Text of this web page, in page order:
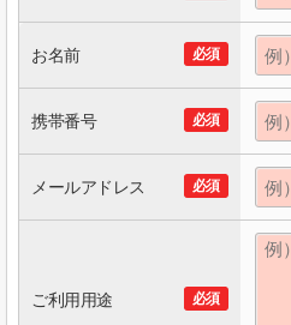
必須
お名前
必須
携帯番号
必須
メールアドレス
必須
ご利用用途